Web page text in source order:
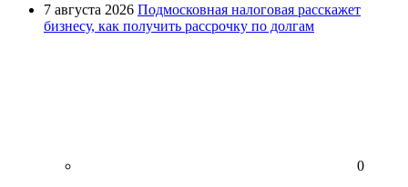
7 августа 2026 Подмосковная налоговая расскажет
бизнесу, как получить рассрочку по долгам
0